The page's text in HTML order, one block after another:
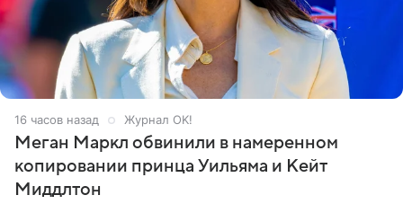
16 часов назад Журнал OK!
Меган Маркл обвинили в намеренном
копировании принца Уильяма и Кейт
Миддлтон